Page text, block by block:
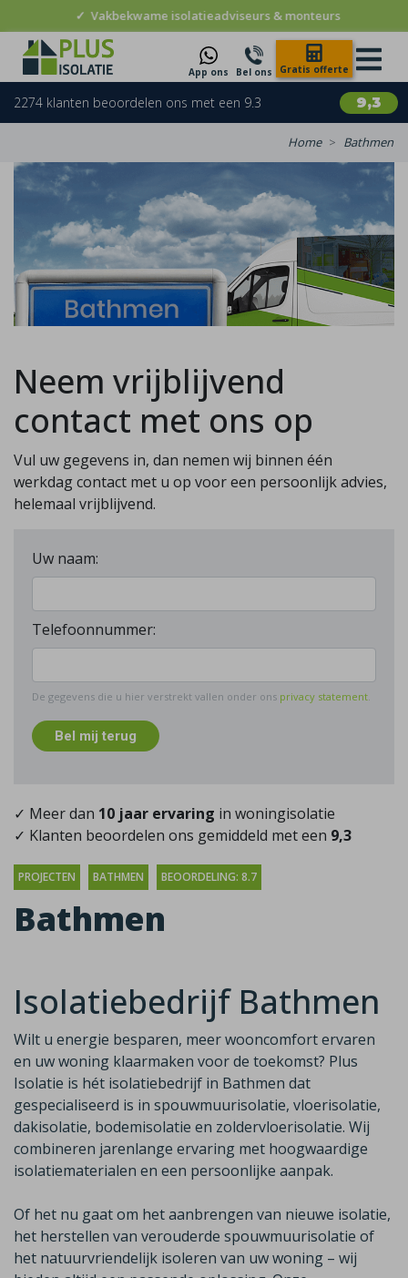
✓ Vakbekwame isolatieadviseurs & monteurs
App ons Bel ons Gratis offerte
9,3
2274 klanten beoordelen ons met een 9.3
Home Bathmen
Neem vrijblijvend
contact met ons op
Vul uw gegevens in, dan nemen wij binnen één
werkdag contact met u op voor een persoonlijk advies,
helemaal vrijblijvend.
Uw naam:
Telefoonnummer:
De gegevens die u hier verstrekt vallen onder ons privacy statement.
Bel mij terug
✓ Meer dan 10 jaar ervaring in woningisolatie
✓ Klanten beoordelen ons gemiddeld met een 9,3
PROJECTEN BATHMEN BEOORDELING: 8.7
Bathmen
Isolatiebedrijf Bathmen
Wilt u energie besparen, meer wooncomfort ervaren
en uw woning klaarmaken voor de toekomst? Plus
Isolatie is hét isolatiebedrijf in Bathmen dat
gespecialiseerd is in spouwmuurisolatie, vloerisolatie,
dakisolatie, bodemisolatie en zoldervloerisolatie. Wij
combineren jarenlange ervaring met hoogwaardige
isolatiematerialen en een persoonlijke aanpak.
Of het nu gaat om het aanbrengen van nieuwe isolatie,
het herstellen van verouderde spouwmuurisolatie of
het natuurvriendelijk isoleren van uw woning – wij